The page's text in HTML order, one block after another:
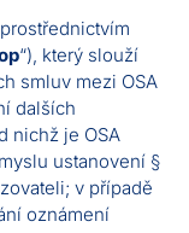
“), který slouží
smluv mezi OSA
dalších
nichž je OSA
ustanovení §
v případě
oznámení